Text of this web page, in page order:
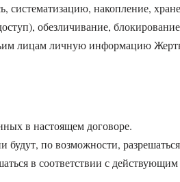
систематизацию, накопление,
обезличивание,
лицам личную информацию
в настоящем договоре.
по возможности,
в соответствии с действующим